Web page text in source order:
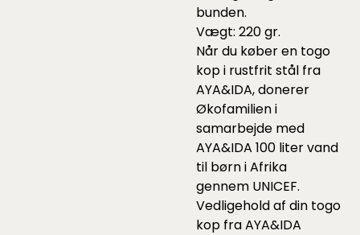
bunden.
Vægt: 220 gr.
Når du køber en togo
kop i rustfrit stål fra
AYA&IDA, donerer
Økofamilien i
samarbejde med
AYA&IDA 100 liter vand
til børn i Afrika
gennem UNICEF.
Vedligehold af din togo
kop fra AYA&IDA